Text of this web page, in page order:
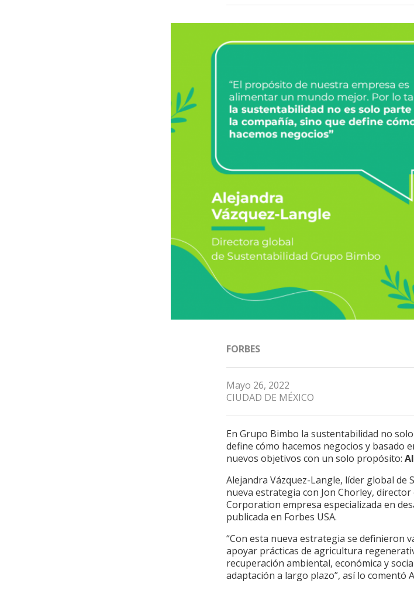
FORBES
Mayo 26, 2022
CIUDAD DE MÉXICO
En Grupo Bimbo la sustentabilidad no
define cómo hacemos negocios y basado
nuevos objetivos con un solo propósito:
Alejandra Vázquez-Langle, líder global de
nueva estrategia con Jon Chorley,
Corporation empresa especializada en
publicada en Forbes USA.
“Con esta nueva estrategia se definieron
apoyar prácticas de agricultura
recuperación ambiental, económica y
adaptación a largo plazo”, así lo comentó